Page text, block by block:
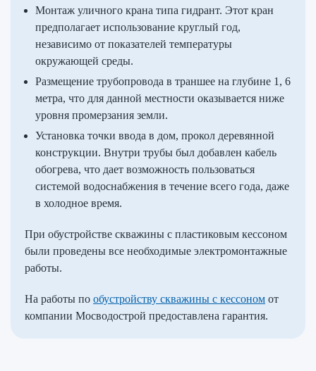
Монтаж уличного крана типа гидрант. Этот кран
предполагает использование круглый год,
независимо от показателей температуры
окружающей среды.
Размещение трубопровода в траншее на глубине 1, 6
метра, что для данной местности оказывается ниже
уровня промерзания земли.
Установка точки ввода в дом, прокол деревянной
конструкции. Внутри трубы был добавлен кабель
обогрева, что дает возможность пользоваться
системой водоснабжения в течение всего года, даже
в холодное время.
При обустройстве скважины с пластиковым кессоном
были проведены все необходимые электромонтажные
работы.
На работы по обустройству скважины с кессоном от
компании Мосводострой предоставлена гарантия.